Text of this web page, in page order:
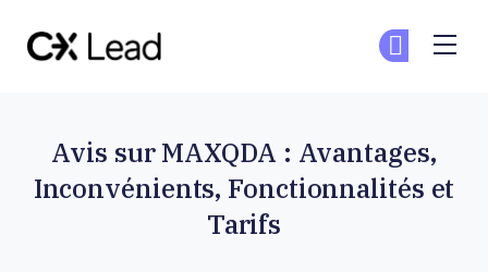
Avis sur MAXQDA : Avantages,
Inconvénients, Fonctionnalités et
Tarifs